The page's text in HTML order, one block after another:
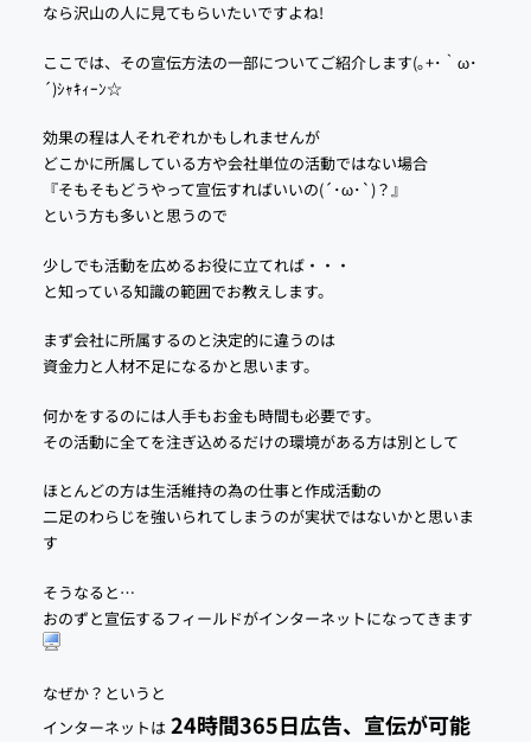
なら沢山の人に見てもらいたいですよね!
ここでは、その宣伝方法の一部についてご紹介します(｡+･｀ω･
´)ｼｬｷｨｰﾝ☆
効果の程は人それぞれかもしれませんが
どこかに所属している方や会社単位の活動ではない場合
『そもそもどうやって宣伝すればいいの(´･ω･`)？』
という方も多いと思うので
少しでも活動を広めるお役に立てれば・・・
と知っている知識の範囲でお教えします。
まず会社に所属するのと決定的に違うのは
資金力と人材不足になるかと思います。
何かをするのには人手もお金も時間も必要です。
その活動に全てを注ぎ込めるだけの環境がある方は別として
ほとんどの方は生活維持の為の仕事と作成活動の
二足のわらじを強いられてしまうのが実状ではないかと思いま
す
そうなると…
おのずと宣伝するフィールドがインターネットになってきます
なぜか？というと
インターネットは24時間365日広告、宣伝が可能